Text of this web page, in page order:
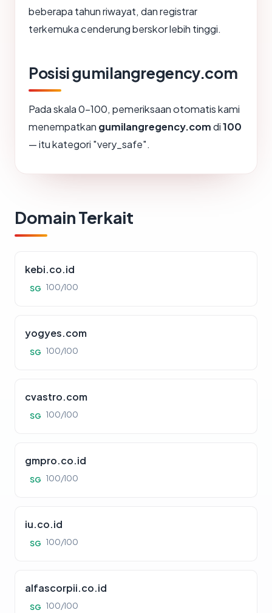
beberapa tahun riwayat, dan registrar
terkemuka cenderung berskor lebih tinggi.
Posisi gumilangregency.com
Pada skala 0-100, pemeriksaan otomatis kami
menempatkan gumilangregency.comdi100
— itu kategori "very_safe".
Domain Terkait
kebi.co.id
SG 100/100
yogyes.com
SG 100/100
cvastro.com
SG 100/100
gmpro.co.id
SG 100/100
iu.co.id
SG 100/100
alfascorpii.co.id
SG 100/100